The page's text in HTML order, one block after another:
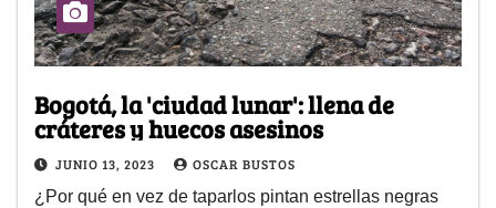
Bogotá, la 'ciudad lunar': llena de
cráteres y huecos asesinos
JUNIO 13, 2023 OSCAR BUSTOS
¿Por qué en vez de taparlos pintan estrellas negras